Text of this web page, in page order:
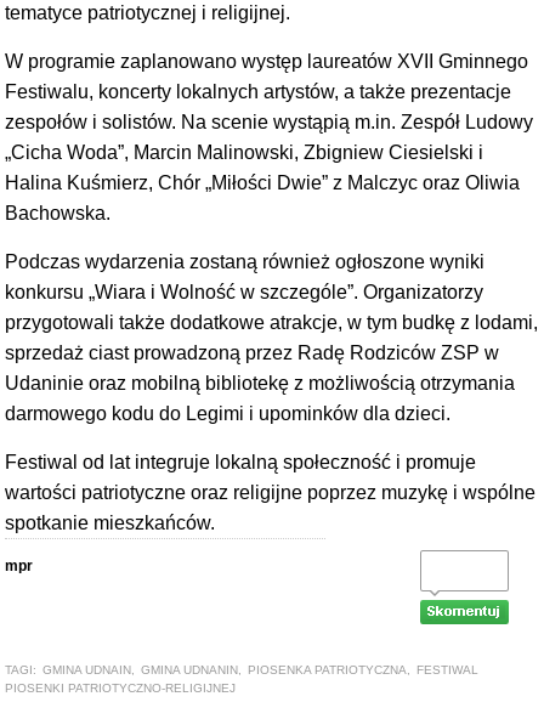
tematyce patriotycznej i religijnej.
W programie zaplanowano występ laureatów XVII Gminnego
Festiwalu, koncerty lokalnych artystów, a także prezentacje
zespołów i solistów. Na scenie wystąpią m.in. Zespół Ludowy
„Cicha Woda”, Marcin Malinowski, Zbigniew Ciesielski i
Halina Kuśmierz, Chór „Miłości Dwie” z Malczyc oraz Oliwia
Bachowska.
Podczas wydarzenia zostaną również ogłoszone wyniki
konkursu „Wiara i Wolność w szczególe”. Organizatorzy
przygotowali także dodatkowe atrakcje, w tym budkę z lodami,
sprzedaż ciast prowadzoną przez Radę Rodziców ZSP w
Udaninie oraz mobilną bibliotekę z możliwością otrzymania
darmowego kodu do Legimi i upominków dla dzieci.
Festiwal od lat integruje lokalną społeczność i promuje
wartości patriotyczne oraz religijne poprzez muzykę i wspólne
spotkanie mieszkańców.
mpr
TAGI: GMINA UDNAIN GMINA UDNANIN PIOSENKA PATRIOTYCZNA
FESTIWAL
PIOSENKI PATRIOTYCZNO-RELIGIJNEJ